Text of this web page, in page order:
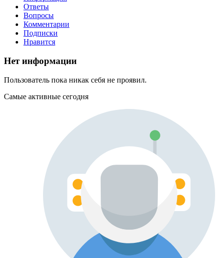
Ответы
Вопросы
Комментарии
Подписки
Нравится
Нет информации
Пользователь пока никак себя не проявил.
Самые активные сегодня